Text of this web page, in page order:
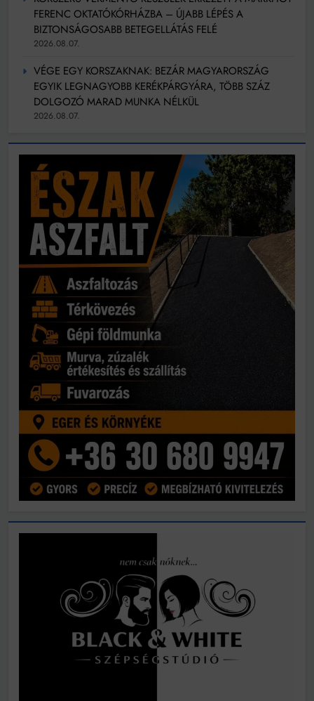
FERENC OKTATÓKÓRHÁZBA – ÚJABB LÉPÉS A
BIZTONSÁGOSABB BETEGELLÁTÁS FELÉ
2026.08.07.
VÉGE EGY KORSZAKNAK: BEZÁR MAGYARORSZÁG
EGYIK LEGNAGYOBB KERÉKPÁRGYÁRA, TÖBB SZÁZ
DOLGOZÓ MARAD MUNKA NÉLKÜL
2026.08.07.